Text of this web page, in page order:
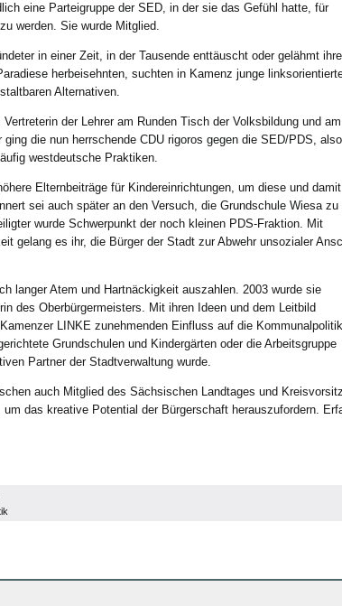
eine Parteigruppe der SED, in der sie das Gefühl hatte, für
werden. Sie wurde Mitglied.
in einer Zeit, in der Tausende enttäuscht oder gelähmt
herbeisehnten, suchten in Kamenz junge
Alternativen.
der Lehrer am Runden Tisch der Volksbildung und
die nun herrschende CDU rigoros gegen die SED/PDS,
westdeutsche Praktiken.
Elternbeiträge für Kindereinrichtungen, um diese und
sei auch später an den Versuch, die Grundschule Wiesa zu
wurde Schwerpunkt der noch kleinen PDS-Fraktion. Mit
gelang es ihr, die Bürger der Stadt zur Abwehr unsozialer
langer Atem und Hartnäckigkeit auszahlen. 2003 wurde sie
des Oberbürgermeisters. Mit ihren Ideen und dem Leitbild
LINKE zunehmenden Einfluss auf die
Grundschulen und Kindergärten oder die Arbeitsgruppe
Partner der Stadtverwaltung wurde.
auch Mitglied des Sächsischen Landtages und
das kreative Potential der Bürgerschaft herauszufordern.